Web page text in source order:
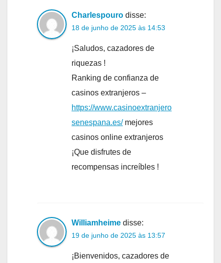
Charlespouro disse:
18 de junho de 2025 às 14:53
¡Saludos, cazadores de
riquezas !
Ranking de confianza de
casinos extranjeros –
https://www.casinoextranjero
senespana.es/mejores
casinos online extranjeros
¡Que disfrutes de
recompensas increíbles !
Williamheime disse:
19 de junho de 2025 às 13:57
¡Bienvenidos, cazadores de